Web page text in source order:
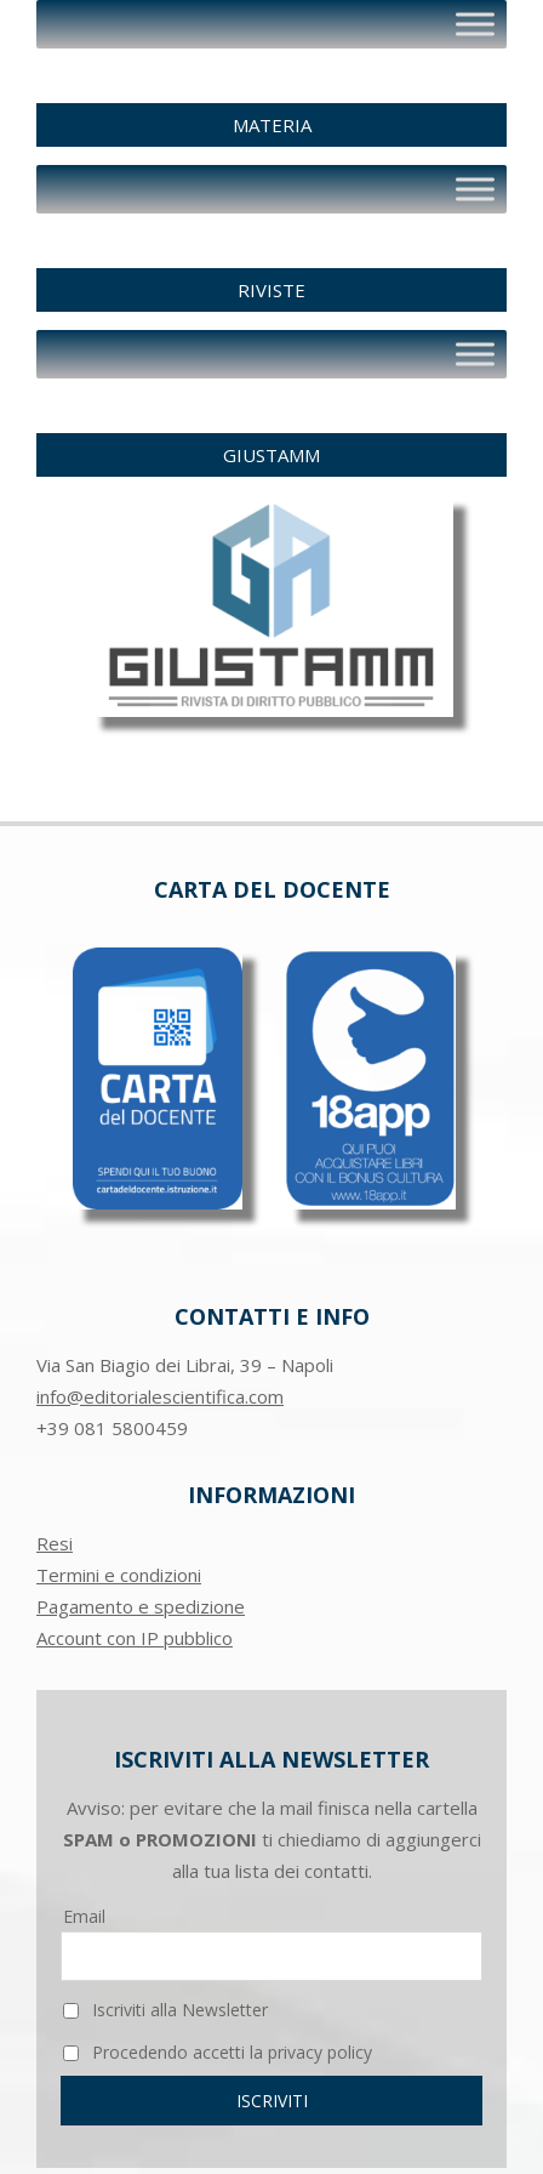
MATERIA
RIVISTE
GIUSTAMM
CARTA DEL DOCENTE
CONTATTI E INFO
Via San Biagio dei Librai, 39 – Napoli
info@editorialescientifica.com
+39 081 5800459
INFORMAZIONI
Resi
Termini e condizioni
Pagamento e spedizione
Account con IP pubblico
ISCRIVITI ALLA NEWSLETTER
Avviso: per evitare che la mail finisca nella cartella
SPAM o PROMOZIONI ti chiediamo di aggiungerci
alla tua lista dei contatti.
Email
Iscriviti alla Newsletter
Procedendo accetti la privacy policy